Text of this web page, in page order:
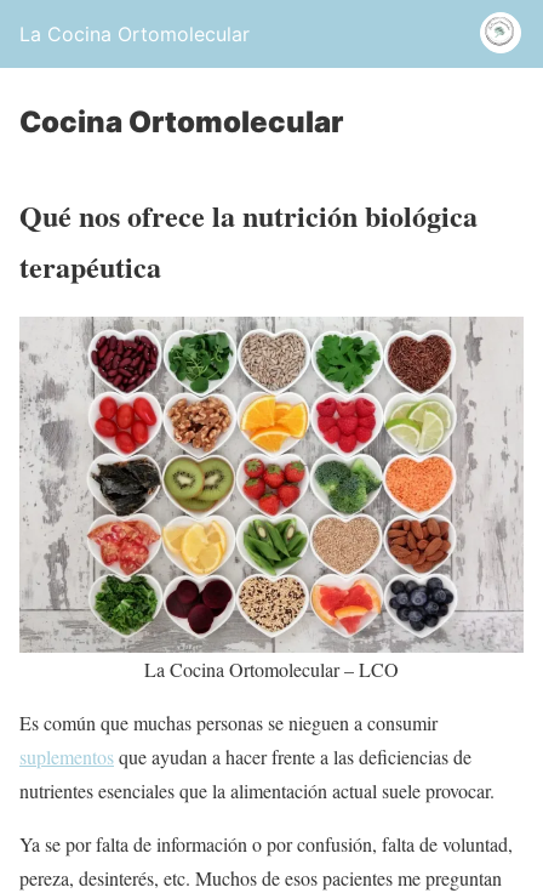
La Cocina Ortomolecular
Cocina Ortomolecular
Qué nos ofrece la nutrición biológica
terapéutica
La Cocina Ortomolecular – LCO
Es común que muchas personas se nieguen a consumir
suplementosque ayudan a hacer frente a las deficiencias de
nutrientes esenciales que la alimentación actual suele provocar.
Ya se por falta de información o por confusión, falta de voluntad,
pereza, desinterés, etc. Muchos de esos pacientes me preguntan